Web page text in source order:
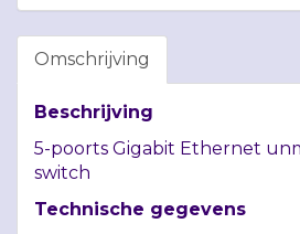
Omschrijving
Beschrijving
5-poorts Gigabit Ethernet
switch
Technische gegevens